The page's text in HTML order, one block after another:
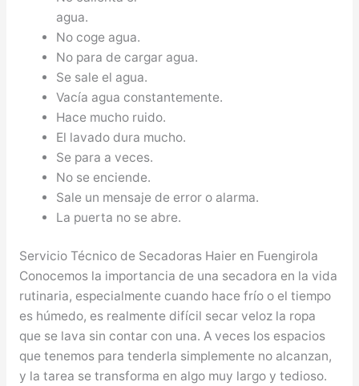
agua.
No coge agua.
No para de cargar agua.
Se sale el agua.
Vacía agua constantemente.
Hace mucho ruido.
El lavado dura mucho.
Se para a veces.
No se enciende.
Sale un mensaje de error o alarma.
La puerta no se abre.
Servicio Técnico de Secadoras Haier en Fuengirola
Conocemos la importancia de una secadora en la vida
rutinaria, especialmente cuando hace frío o el tiempo
es húmedo, es realmente difícil secar veloz la ropa
que se lava sin contar con una. A veces los espacios
que tenemos para tenderla simplemente no alcanzan,
y la tarea se transforma en algo muy largo y tedioso.